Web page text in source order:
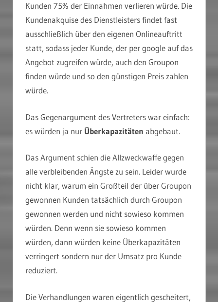
Kunden 75% der Einnahmen verlieren würde. Die
Kundenakquise des Dienstleisters findet fast
ausschließlich über den eigenen Onlineauftritt
statt, sodass jeder Kunde, der per google auf das
Angebot zugreifen würde, auch den Groupon
finden würde und so den günstigen Preis zahlen
würde.
Das Gegenargument des Vertreters war einfach:
es würden ja nur Überkapazitäten abgebaut.
Das Argument schien die Allzweckwaffe gegen
alle verbleibenden Ängste zu sein. Leider wurde
nicht klar, warum ein Großteil der über Groupon
gewonnen Kunden tatsächlich durch Groupon
gewonnen werden und nicht sowieso kommen
würden. Denn wenn sie sowieso kommen
würden, dann würden keine Überkapazitäten
verringert sondern nur der Umsatz pro Kunde
reduziert.
Die Verhandlungen waren eigentlich gescheitert,